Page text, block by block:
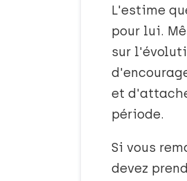
L'estime
pour lui.
sur
et
période.
Si vous
devez